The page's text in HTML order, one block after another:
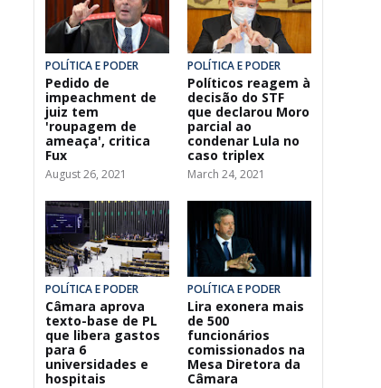
POLÍTICA E PODER
Pedido de
impeachment de
juiz tem
'roupagem de
ameaça', critica
Fux
August 26, 2021
POLÍTICA E PODER
Políticos reagem à
decisão do STF
que declarou Moro
parcial ao
condenar Lula no
caso triplex
March 24, 2021
POLÍTICA E PODER
Câmara aprova
texto-base de PL
que libera gastos
para 6
universidades e
hospitais
POLÍTICA E PODER
Lira exonera mais
de 500
funcionários
comissionados na
Mesa Diretora da
Câmara